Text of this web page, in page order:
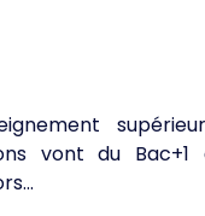
vont du Bac+1